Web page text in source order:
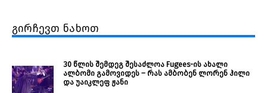
გირჩევთ ნახოთ
30 წლის შემდეგ შესაძლოა Fugees-ის ახალი
ალბომი გამოვიდეს – რას ამბობენ ლორენ ჰილი
და უაიკლეფ ჟანი